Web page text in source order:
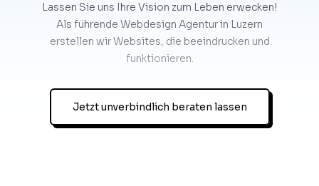
Lassen Sie uns Ihre Vision zum Leben erwecken!
Als führende Webdesign Agentur in Luzern
erstellen wir Websites, die beeindrucken und
funktionieren.
Jetzt unverbindlich beraten lassen